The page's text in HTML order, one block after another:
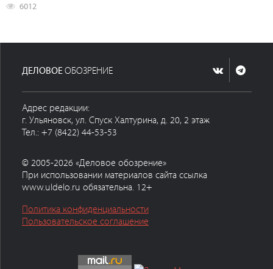
6012
ДЕЛОВОЕОБОЗРЕНИЕ
Адрес редакции:
г. Ульяновск, ул. Спуск Халтурина, д. 20, 2 этаж
Тел.: +7 (8422) 44-53-53
© 2005-2026 «Деловое обозрение»
При использовании материалов сайта ссылка
www.uldelo.ru обязательна. 12+
Политика конфиденциальности
Пользовательское соглашение